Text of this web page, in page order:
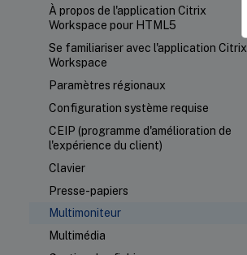
À propos de l'application Citrix
Workspace pour HTML5
Se familiariser avec l'application Citrix
Workspace
Paramètres régionaux
Configuration système requise
CEIP (programme d'amélioration de
l'expérience du client)
Clavier
Presse-papiers
Multimoniteur
Multimédia